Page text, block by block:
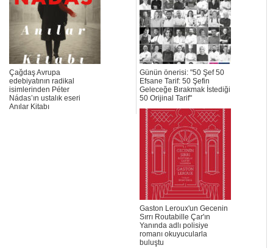
Çağdaş Avrupa
edebiyatının radikal
isimlerinden Péter
Nádas’ın ustalık eseri
Anılar Kitabı
Günün önerisi: "50 Şef 50
Efsane Tarif: 50 Şefin
Geleceğe Bırakmak İstediği
50 Orijinal Tarif"
Gaston Leroux'un Gecenin
Sırrı Routabille Çar'ın
Yanında adlı polisiye
romanı okuyucularla
buluştu